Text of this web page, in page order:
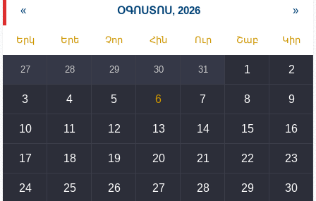
Իրանը կողմ է տարածաշրջանի համար շահավետ
տրանսպորտային հաղորդակցությունների
զարգացմանը, սակայն ոչ՝ միջազգային
սահմանների փոփոխությանը
15:10 02.10.2023
սպառնալիքները կասեցնելու համար. իսպանացի
պատգամավորը Գորիսում է
14:54 02.10.2023
տեղակայված հայկական դիրքերի անձնակազմի
համար սնունդ տեղափոխող մեքենայի
« ՕԳՈՍՏՈՍ, 2026 »
Երկ Երե Չոր Հին Ուր Շաբ Կիր
27 28 29 30 31 1 2
3 4 5 6 7 8 9
10 11 12 13 14 15 16
17 18 19 20 21 22 23
24 25 26 27 28 29 30